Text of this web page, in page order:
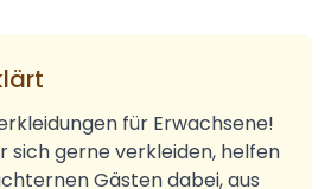
für Erwachsene!
sich gerne verkleiden, helfen
Gästen dabei, aus